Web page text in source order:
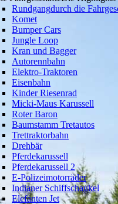
Rundgangdurch die
Komet
Bumper Cars
Jungle Loop
Kran und Bagger
Autorennbahn
Elektro-Traktoren
Eisenbahn
Kinder Riesenrad
Micki-Maus Karussell
Roter Baron
Baumstamm Tretautos
Trettraktorbahn
Drehbär
Pferdekarussell
Pferdekarussell 2
E-Polizeimotorräder
Indianer Schiffschaukel
Elefanten Jet